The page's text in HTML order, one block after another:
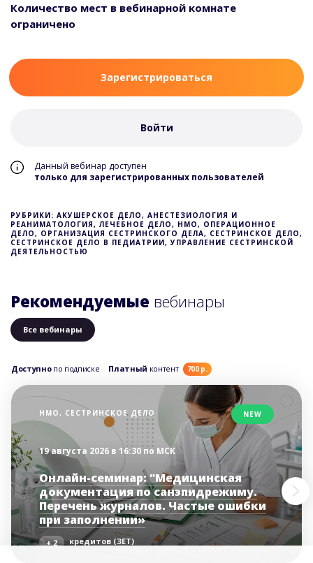
Количество мест в вебинарной комнате
ограничено
Зарегистрироваться
Войти
Данный вебинар доступен
только для зарегистрированных пользователей
РУБРИКИ: АКУШЕРСКОЕ ДЕЛО, АНЕСТЕЗИОЛОГИЯ И
РЕАНИМАТОЛОГИЯ, ЛЕЧЕБНОЕ ДЕЛО, НМО, ОПЕРАЦИОННОЕ
ДЕЛО, ОРГАНИЗАЦИЯ СЕСТРИНСКОГО ДЕЛА, СЕСТРИНСКОЕ ДЕЛО,
СЕСТРИНСКОЕ ДЕЛО В ПЕДИАТРИИ, УПРАВЛЕНИЕ СЕСТРИНСКОЙ
ДЕЯТЕЛЬНОСТЬЮ
Рекомендуемые вебинары
Все вебинары
Доступнопо подписке Платный контент 700 р.
НМО, СЕСТРИНСКОЕ ДЕЛО NEW
19 августа 2026 в 16:30 по МСК
Онлайн-семинар: "Медицинская
документация по санэпидрежиму.
Перечень журналов. Частые ошибки
при заполнении»
+ 2 кредитов (ЗЕТ)